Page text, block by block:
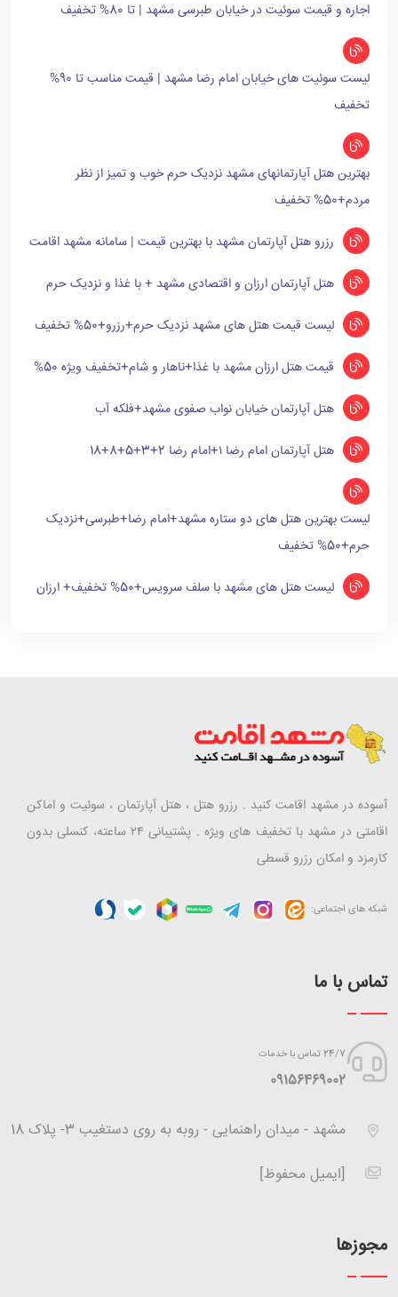
اجاره و قیمت سوئیت در خیابان طبرسی مشهد | تا 80% تخفیف
لیست سوئیت های خیابان امام رضا مشهد | قیمت مناسب تا 90%
تخفیف
بهترین هتل آپارتمانهای مشهد نزدیک حرم خوب و تمیز از نظر
مردم+50% تخفیف
رزرو هتل آپارتمان مشهد با بهترین قیمت | سامانه مشهد اقامت
هتل آپارتمان ارزان و اقتصادی مشهد + با غذا و نزدیک حرم
لیست قیمت هتل های مشهد نزدیک حرم+رزرو+50% تخفیف
قیمت هتل ارزان مشهد با غذا+ناهار و شام+تخفیف ویژه 50%
هتل آپارتمان خیابان نواب صفوی مشهد+فلکه آب
هتل آپارتمان امام رضا ۱+امام رضا 2+3+5+8+18
لیست بهترین هتل های دو ستاره مشهد+امام رضا+طبرسی+نزدیک
حرم+50% تخفیف
لیست هتل های مشهد با سلف سرویس+50% تخفیف+ ارزان
آسوده در مشهد اقامت کنید . رزرو هتل ، هتل آپارتمان ، سوئیت و اماکن
اقامتی در مشهد با تخفیف های ویژه . پشتیبانی ۲۴ ساعته، کنسلی بدون
کارمزد و امکان رزرو قسطی
شبکه های اجتماعی:
تماس با ما
24/7 تماس با خدمات
‪09156469002
مشهد - میدان راهنمایی - روبه به روی دستغیب 3- پلاک 18
[ایمیل محفوظ]
مجوزها